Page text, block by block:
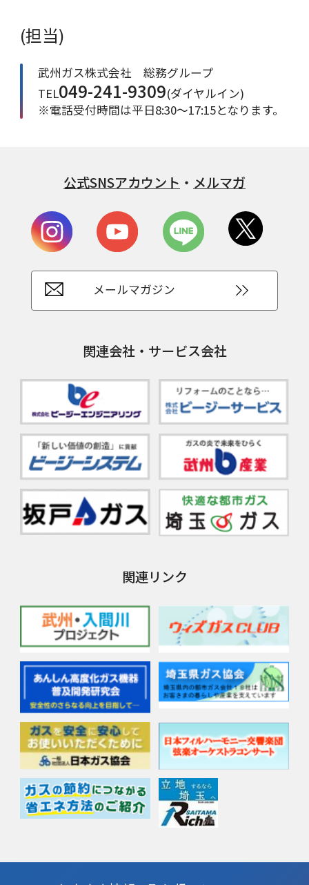
(担当)
武州ガス株式会社 総務グループ
TEL049-241-9309(ダイヤルイン)
※電話受付時間は平日8:30～17:15となります。
公式SNSアカウント ・ メルマガ
メールマガジン
関連会社・サービス会社
関連リンク